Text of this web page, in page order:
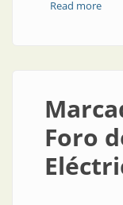
Read more
Foro